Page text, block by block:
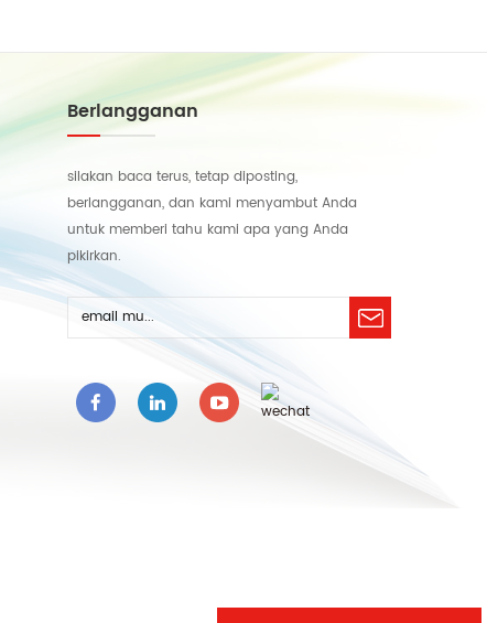
Berlangganan
silakan baca terus, tetap diposting,
berlangganan, dan kami menyambut Anda
untuk memberi tahu kami apa yang Anda
pikirkan.